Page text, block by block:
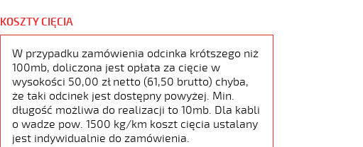
KOSZTY CIĘCIA
W przypadku zamówienia odcinka krótszego niż
100mb, doliczona jest opłata za cięcie w
wysokości 50,00 zł netto (61,50 brutto) chyba,
że taki odcinek jest dostępny powyżej. Min.
długość możliwa do realizacji to 10mb. Dla kabli
o wadze pow. 1500 kg/km koszt cięcia ustalany
jest indywidualnie do zamówienia.